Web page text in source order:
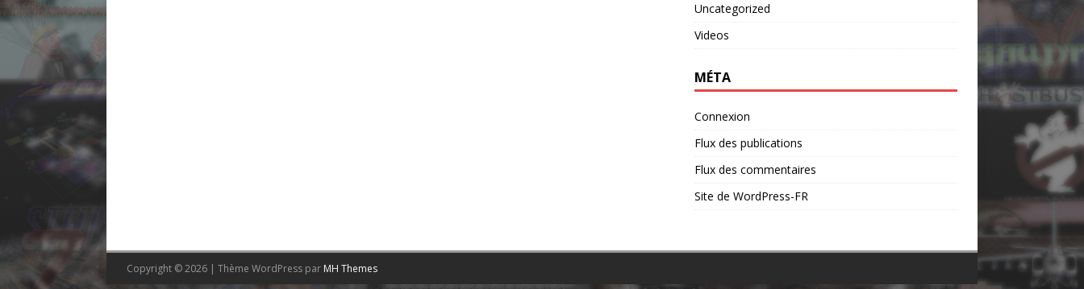
Uncategorized
Videos
MÉTA
Connexion
Flux des publications
Flux des commentaires
Site de WordPress-FR
Copyright © 2026 | Thème WordPress par MH Themes